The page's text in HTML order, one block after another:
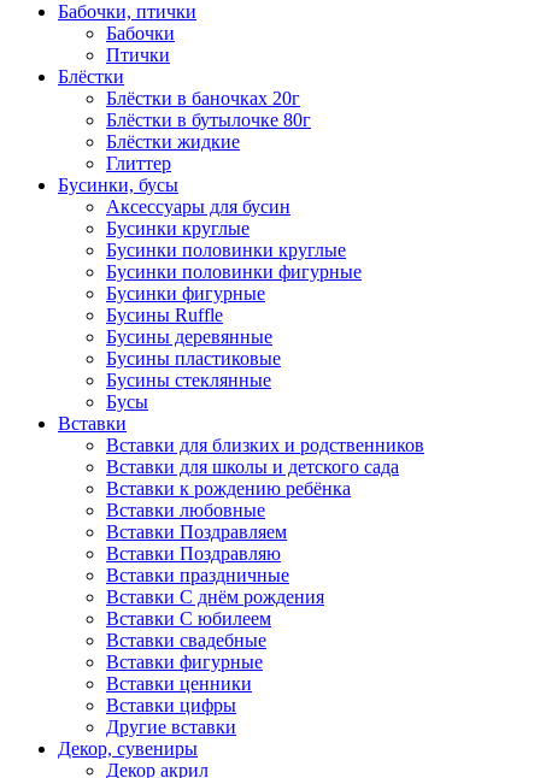
Бабочки, птички
Бабочки
Птички
Блёстки
Блёстки в баночках 20г
Блёстки в бутылочке 80г
Блёстки жидкие
Глиттер
Бусинки, бусы
Аксессуары для бусин
Бусинки круглые
Бусинки половинки круглые
Бусинки половинки фигурные
Бусинки фигурные
Бусины Ruffle
Бусины деревянные
Бусины пластиковые
Бусины стеклянные
Бусы
Вставки
Вставки для близких и родственников
Вставки для школы и детского сада
Вставки к рождению ребёнка
Вставки любовные
Вставки Поздравляем
Вставки Поздравляю
Вставки праздничные
Вставки С днём рождения
Вставки С юбилеем
Вставки свадебные
Вставки фигурные
Вставки ценники
Вставки цифры
Другие вставки
Декор, сувениры
Декор акрил